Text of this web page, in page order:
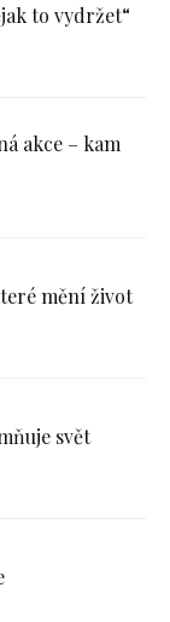
to vydržet“
akce – kam
mění život
svět